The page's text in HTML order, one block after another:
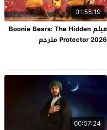
01:55:19
فيلم Boonie Bears: The Hidden
Protector 2026 مترجم
00:57:24